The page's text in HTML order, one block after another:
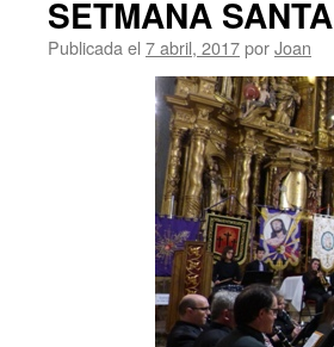
SETMANA SANTA
Publicada el 7 abril, 2017porJoan